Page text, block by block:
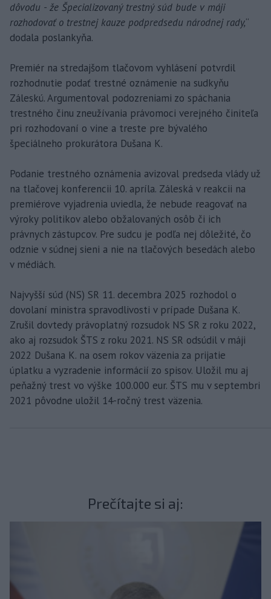
dôvodu - že Špecializovaný trestný súd bude v máji
rozhodovať o trestnej kauze podpredsedu národnej rady,“
dodala poslankyňa.
Premiér na stredajšom tlačovom vyhlásení potvrdil
rozhodnutie podať trestné oznámenie na sudkyňu
Záleskú. Argumentoval podozreniami zo spáchania
trestného činu zneužívania právomoci verejného činiteľa
pri rozhodovaní o vine a treste pre bývalého
špeciálneho prokurátora Dušana K.
Podanie trestného oznámenia avizoval predseda vlády už
na tlačovej konferencii 10. apríla. Záleská v reakcii na
premiérove vyjadrenia uviedla, že nebude reagovať na
výroky politikov alebo obžalovaných osôb či ich
právnych zástupcov. Pre sudcu je podľa nej dôležité, čo
odznie v súdnej sieni a nie na tlačových besedách alebo
v médiách.
Najvyšší súd (NS) SR 11. decembra 2025 rozhodol o
dovolaní ministra spravodlivosti v prípade Dušana K.
Zrušil dovtedy právoplatný rozsudok NS SR z roku 2022,
ako aj rozsudok ŠTS z roku 2021. NS SR odsúdil v máji
2022 Dušana K. na osem rokov väzenia za prijatie
úplatku a vyzradenie informácií zo spisov. Uložil mu aj
peňažný trest vo výške 100.000 eur. ŠTS mu v septembri
2021 pôvodne uložil 14-ročný trest väzenia.
Prečítajte si aj: